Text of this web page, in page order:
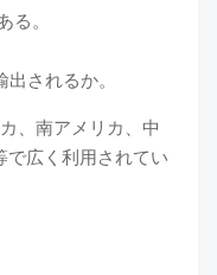
る。
されるか。
、南アメリカ、中
で広く利用されてい